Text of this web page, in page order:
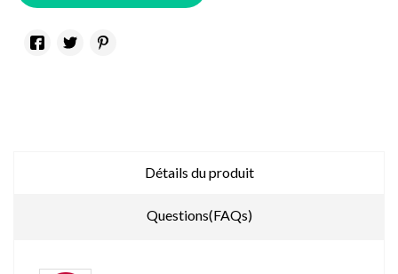
Détails du produit
Questions(FAQs)